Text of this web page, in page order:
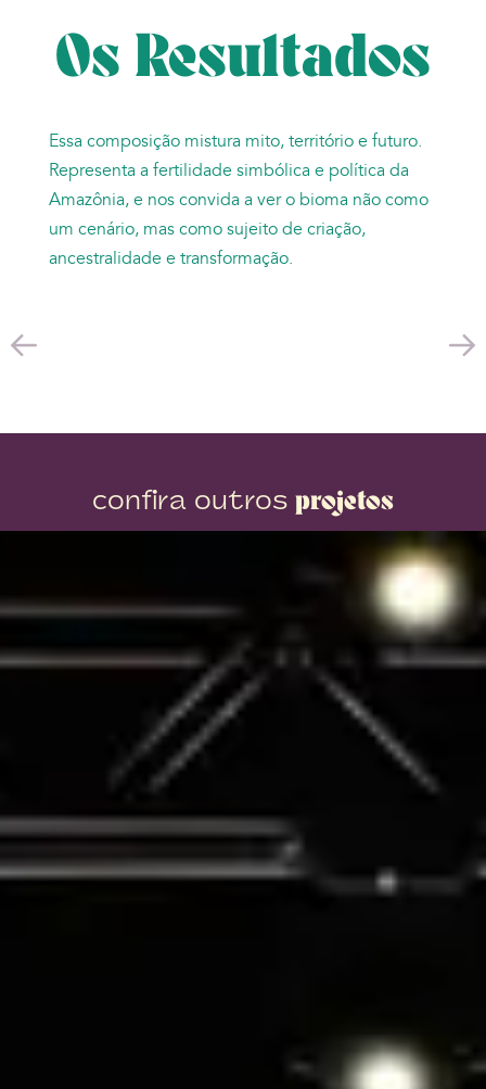
Os Resultados
Essa composição mistura mito, território e futuro.
Representa a fertilidade simbólica e política da
Amazônia, e nos convida a ver o bioma não como
um cenário, mas como sujeito de criação,
ancestralidade e transformação.
confira outros projetos